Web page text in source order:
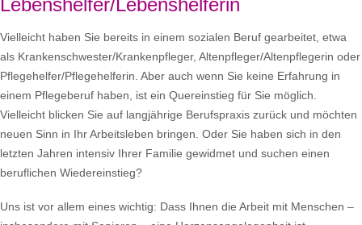
Vielleicht haben Sie bereits in einem sozialen Beruf gearbeitet, etwa
als Krankenschwester/Krankenpfleger, Altenpfleger/Altenpflegerin oder
Pflegehelfer/Pflegehelferin. Aber auch wenn Sie keine Erfahrung in
einem Pflegeberuf haben, ist ein Quereinstieg für Sie möglich.
Vielleicht blicken Sie auf langjährige Berufspraxis zurück und möchten
neuen Sinn in Ihr Arbeitsleben bringen. Oder Sie haben sich in den
letzten Jahren intensiv Ihrer Familie gewidmet und suchen einen
beruflichen Wiedereinstieg?
Uns ist vor allem eines wichtig: Dass Ihnen die Arbeit mit Menschen –